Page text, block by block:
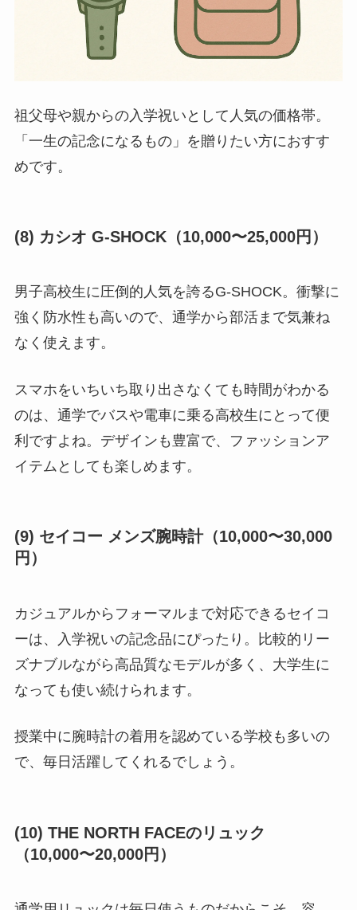
祖父母や親からの入学祝いとして人気の価格帯。
「一生の記念になるもの」を贈りたい方におすす
めです。
(8) カシオ G-SHOCK（10,000〜25,000円）
男子高校生に圧倒的人気を誇るG-SHOCK。衝撃に
強く防水性も高いので、通学から部活まで気兼ね
なく使えます。
スマホをいちいち取り出さなくても時間がわかる
のは、通学でバスや電車に乗る高校生にとって便
利ですよね。デザインも豊富で、ファッションア
イテムとしても楽しめます。
(9) セイコー メンズ腕時計（10,000〜30,000
円）
カジュアルからフォーマルまで対応できるセイコ
ーは、入学祝いの記念品にぴったり。比較的リー
ズナブルながら高品質なモデルが多く、大学生に
なっても使い続けられます。
授業中に腕時計の着用を認めている学校も多いの
で、毎日活躍してくれるでしょう。
(10) THE NORTH FACEのリュック
（10,000〜20,000円）